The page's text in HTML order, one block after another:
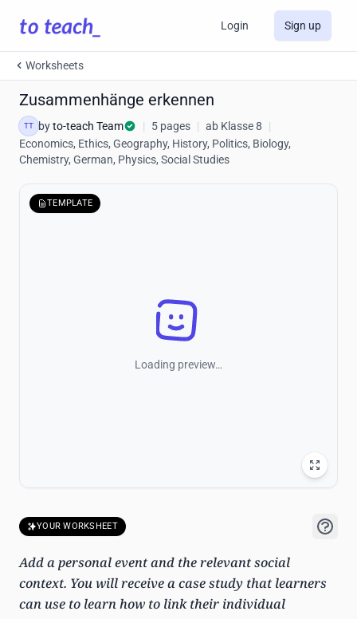
Login Sign up
Worksheets
Zusammenhänge erkennen
TT byto-teach Team | 5 pages | ab Klasse 8
|
Economics, Ethics, Geography, History, Politics, Biology,
Chemistry, German, Physics, Social Studies
TEMPLATE
Loading preview…
YOUR WORKSHEET
Add a personal event and the relevant social
context. You will receive a case study that learners
can use to learn how to link their individual